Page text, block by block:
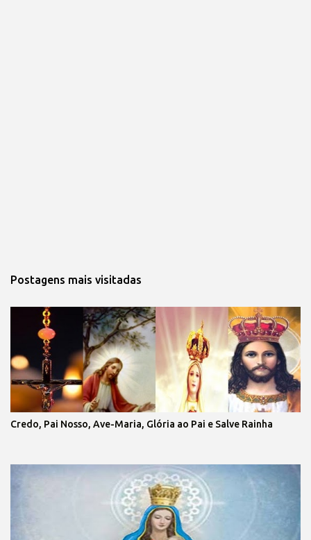
Postagens mais visitadas
Credo, Pai Nosso, Ave-Maria, Glória ao Pai e Salve Rainha